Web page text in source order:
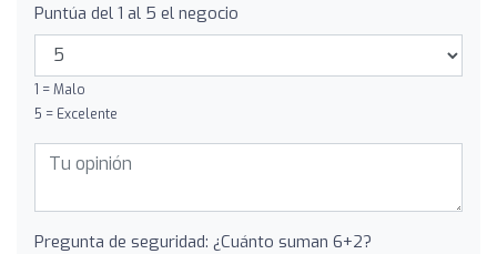
Puntúa del 1 al 5 el negocio
1 = Malo
5 = Excelente
Pregunta de seguridad: ¿Cuánto suman 6+2?